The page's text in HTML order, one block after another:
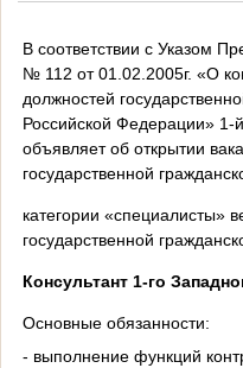
В соответствии с Указом
№ 112 от 01.02.2005г. «О
должностей
Российской Федерации» 1-
объявляет об открытии
государственной
категории «специалисты»
государственной
Консультант 1-го
Основные обязанности:
- выполнение функций